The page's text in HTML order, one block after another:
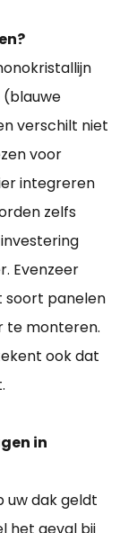
verschilt niet
voor
integreren
zelfs
Evenzeer
soort panelen
te monteren.
ook dat
in
uw dak geldt
het geval bij